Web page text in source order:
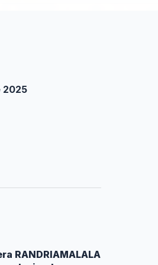
2025
RANDRIAMALALA